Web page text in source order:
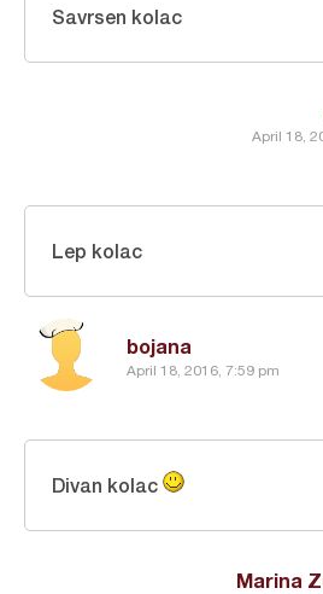
April 18,
Savrsen kolac
bojana
April 18, 2016, 7:59 pm
Lep kolac
Marina
Divan kolac